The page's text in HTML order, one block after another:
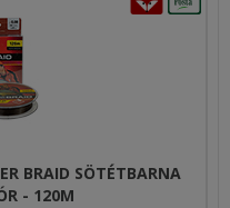
BRAID SÖTÉTBARNA
- 120M